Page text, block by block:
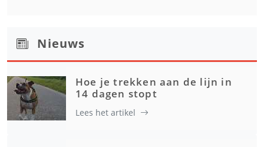
Nieuws
Hoe je trekken aan de lijn in
14 dagen stopt
Lees het artikel